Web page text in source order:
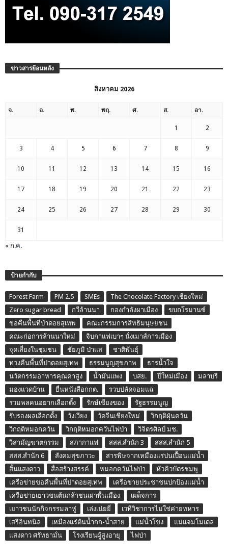
ข่าวสารย้อนหลัง
สิงหาคม 2026
จ. อ. พ. พฤ. ศ. ส. อา.
1 2
3 4 5 6 7 8 9
10 11 12 13 14 15 16
17 18 19 20 21 22 23
24 25 26 27 28 29 30
31
« ก.ค.
ป้ายกำกับ
Forest Farm PM 2.5 SMEs
The Chocolate Factory เชียงใหม่
Zero sugar bread
กวีล้านนา กองกำลังผาเมือง
ขบถโรมานซ์
ขอคืนพื้นที่ป่าดอยสุเทพ
คณะกรรมการสิทธิมนุษยชน
คณะก่อการล้านนาใหม่
จิบกาแฟเบาๆ นั่งเมาส์การเมือง
จุดเสี่ยงในชุมชน
ชัยภูมิ ป่าแส
ชาติพันธุ์
ทวงคืนพื้นที่ป่าดอยสุเทพ
ธรรมนูญสุขภาพ
ธารน้ำใจ
นวัตกรรมอาหารคุณค่าสูง
น้ำมันแพง บสย. ปี๋ใหม่เมือง
มลาบรี
มองแวดบ้าน
ยื่นหนังสือกกต.
รวบปลัดจอมแฉ
รวมพลคนอยากเลือกตั้ง
รักษ์เชียงของ
รัฐธรรมนูญ
รับรองผลเลือกตั้ง
วังเวียง วัดจีนเชียงใหม่
วิกฤติฝุ่นควัน
วิกฤติหมอกควัน
วิกฤติหมอกควันไฟป่า
วิจิตรศิลป์ มช.
วิสามัญฆาตกรรม
สภากาแฟ สสส.สำนัก 3
สสส.สำนัก 5
สสส.สำนัก 6
สังคมสุขภาวะ
สารพิษจากเหมืองแร่ปนเปื้อนแม่น้ำ
สิ้นแสงดาว
สื่อสร้างสรรค์ หมอกควันไฟป่า
หัวคิวบัตรชมพู
เครือข่ายขอคืนพื้นที่ป่าดอยสุเทพ
เครือข่ายประชาชนปกป้องแม่น้ำ
เครือข่ายเยาวชนต้นกล้าชนเผ่าพื้นเมือง
เผด็จการ
เยาวชนนักกิจกรรมลาหู่
เล่งเน่ยยี่
เวทีวิชาการไม่ใช่ค่ายทหาร
เสรีอินทนิล
เหมืองแร่ต้นน้ำกก-น้ำสาย แม่น้ำโขง
แม่แจ่มโมเดล
แสงดาว ศรัทธามั่น
โรงเรียนผู้สูงอายุ ไฟป่า